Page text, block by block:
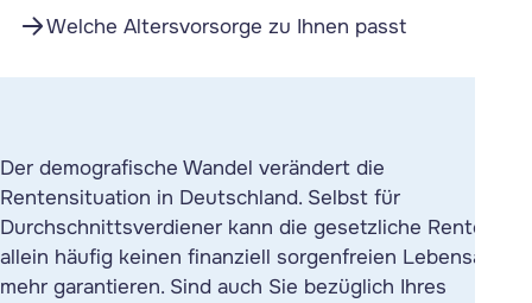
Welche Altersvorsorge zu Ihnen passt
Der demografische Wandel verändert die
Rentensituation in Deutschland. Selbst für
Durchschnittsverdiener kann die gesetzliche Rente
allein häufig keinen finanziell sorgenfreien Lebensabend
mehr garantieren. Sind auch Sie bezüglich Ihres